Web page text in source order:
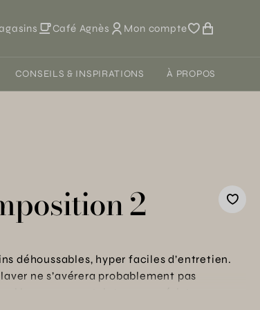
Café Agnès Mon compte
CONSEILS & INSPIRATIONS À PROPOS
2
déhoussables, hyper faciles d’entretien.
ne s’avérera probablement pas
les recouvre, teint masse, résiste aux